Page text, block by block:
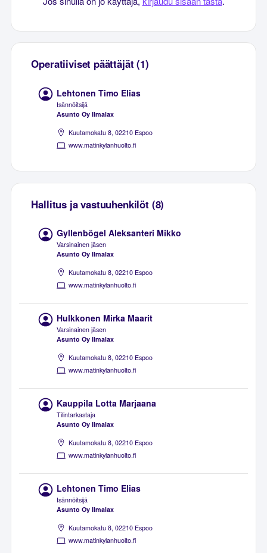
Operatiiviset päättäjät (1)
Lehtonen Timo Elias
Isännöitsijä
Asunto Oy Ilmalax
Kuutamokatu 8, 02210 Espoo
www.matinkylanhuolto.fi
Hallitus ja vastuuhenkilöt (8)
Gyllenbögel Aleksanteri Mikko
Varsinainen jäsen
Asunto Oy Ilmalax
Kuutamokatu 8, 02210 Espoo
www.matinkylanhuolto.fi
Hulkkonen Mirka Maarit
Varsinainen jäsen
Asunto Oy Ilmalax
Kuutamokatu 8, 02210 Espoo
www.matinkylanhuolto.fi
Kauppila Lotta Marjaana
Tilintarkastaja
Asunto Oy Ilmalax
Kuutamokatu 8, 02210 Espoo
www.matinkylanhuolto.fi
Lehtonen Timo Elias
Isännöitsijä
Asunto Oy Ilmalax
Kuutamokatu 8, 02210 Espoo
www.matinkylanhuolto.fi